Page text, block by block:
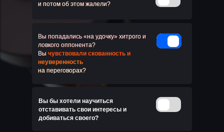
и потом об этом жалели?
Вы попадались «на удочку» хитрого и
ловкого оппонента?
Вы чувствовали скованность и
неуверенность
на переговорах?
Вы бы хотели научиться
отставивать свои интересы и
добиваться своего?